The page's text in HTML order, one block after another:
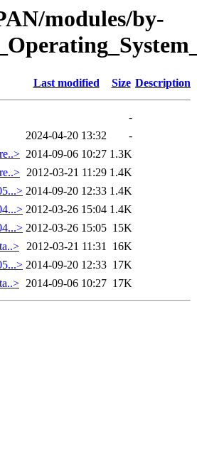
modules/by-
Last modified Size Description
-
2024-04-20 13:32
-
2014-09-06 10:27 1.3K
2012-03-21 11:29 1.4K
2014-09-20 12:33 1.4K
2012-03-26 15:04 1.4K
2012-03-26 15:05 15K
2012-03-21 11:31 16K
2014-09-20 12:33 17K
2014-09-06 10:27 17K